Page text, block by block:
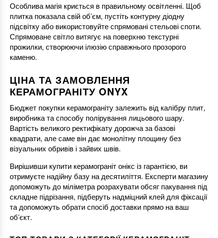
Особлива магія криється в правильному освітленні. Щоб
плитка показала свій об’єм, пустіть контурну діодну
підсвітку або використовуйте спрямовані стельові споти.
Спрямоване світло витягує на поверхню текстурні
прожилки, створюючи ілюзію справжнього прозорого
каменю.
ЦІНА ТА ЗАМОВЛЕННЯ
КЕРАМОГРАНІТУ ONYX
Бюджет покупки керамограніту залежить від калібру плит,
виробника та способу полірування лицьового шару.
Вартість великого ректифікату дорожча за базові
квадрати, але саме він дає монолітну площину без
візуальних обривів і зайвих швів.
Вирішивши купити керамограніт онікс із гарантією, ви
отримуєте надійну базу на десятиліття. Експерти магазину
допоможуть до міліметра розрахувати обсяг пакування під
складне підрізання, підберуть надміцний клей для фіксації
та допоможуть обрати спосіб доставки прямо на ваш
об’єкт.